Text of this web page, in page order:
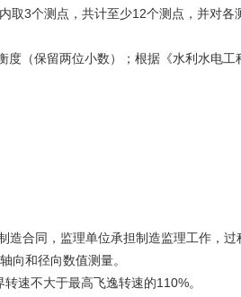
3个测点，共计至少12个测点，并对各
（保留两位小数）；根据《水利水电
合同，监理单位承担制造监理工作，过
向和径向数值测量。
速不大于最高飞逸转速的110%。